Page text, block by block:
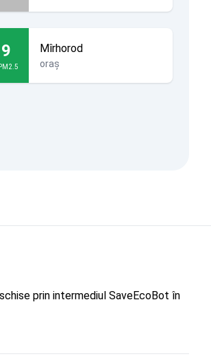
Mîrhorod
oraș
prin intermediul SaveEcoBot în